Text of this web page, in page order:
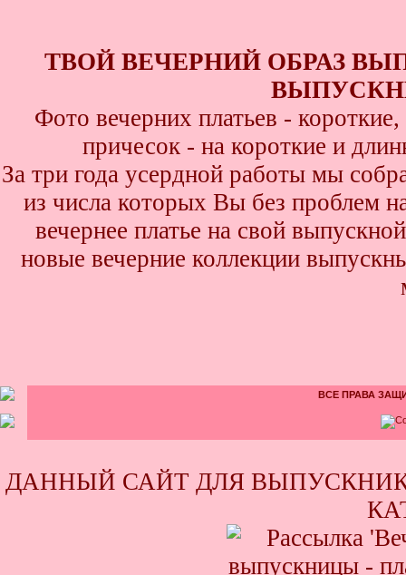
ТВОЙ ВЕЧЕРНИЙ ОБРАЗ
Фото вечерних платьев -
причесок - на короткие и
За три года усердной работы мы
из числа которых Вы без проблем
вечернее платье на свой
новые вечерние коллекции
ВСЕ ПРАВА
ДАННЫЙ САЙТ ДЛЯ